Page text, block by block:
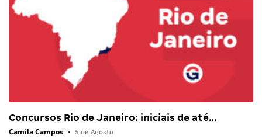
Concursos Rio de Janeiro: iniciais de até…
Camila Campos • 5 de Agosto